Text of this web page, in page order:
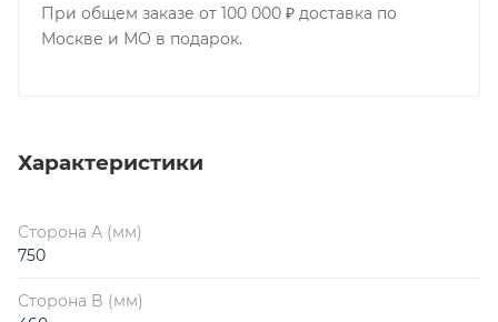
При общем заказе от 100 000 ₽ доставка по
Москве и МО в подарок.
Характеристики
Сторона А (мм)
750
Сторона B (мм)